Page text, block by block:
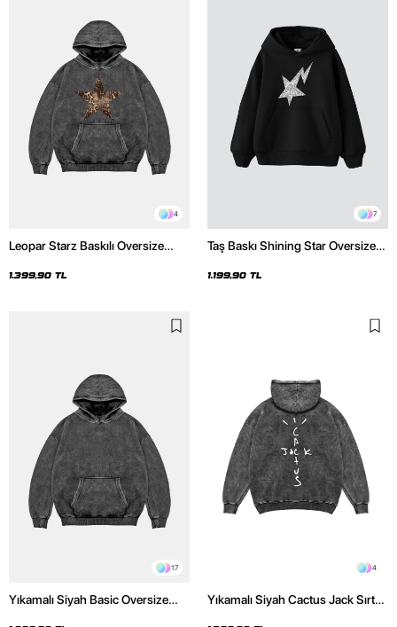
4
Leopar Starz Baskılı Oversize
Hoodie
1.399,90 TL
7
Taş Baskı Shining Star Oversize
1.199,90 TL
17
Yıkamalı Siyah Basic Oversize
4
Yıkamalı Siyah Cactus Jack Sırt